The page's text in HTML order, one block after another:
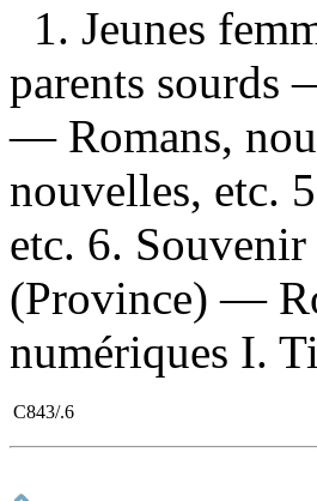
1. Jeunes
parents sourds
— Romans,
nouvelles, etc.
etc. 6.
(Province) —
numériques I.
C843/.6